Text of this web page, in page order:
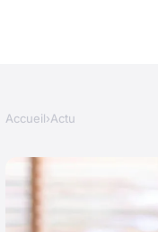
Accueil›Actu